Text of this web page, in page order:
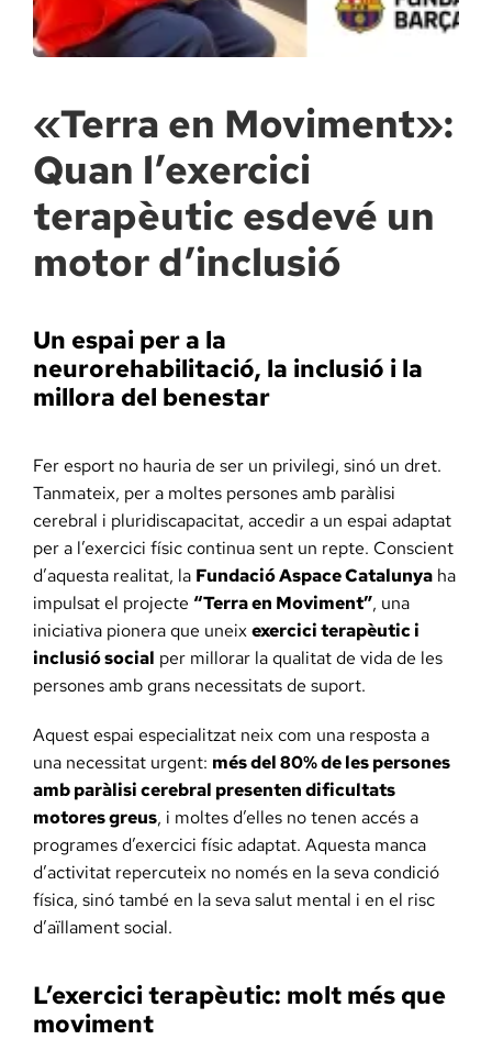
Àmbit
Àmbit
«Terra en Moviment»:
Quan l’exercici
terapèutic esdevé un
motor d’inclusió
Un espai per a la
neurorehabilitació, la inclusió i la
millora del benestar
Fer esport no hauria de ser un privilegi, sinó un dret.
Tanmateix, per a moltes persones amb paràlisi
cerebral i pluridiscapacitat, accedir a un espai adaptat
per a l’exercici físic continua sent un repte. Conscient
d’aquesta realitat, la Fundació Aspace Catalunya ha
impulsat el projecte “Terra en Moviment”, una
iniciativa pionera que uneixexercici terapèutic i
inclusió social per millorar la qualitat de vida de les
persones amb grans necessitats de suport.
Aquest espai especialitzat neix com una resposta a
una necessitat urgent: més del 80% de les persones
amb paràlisi cerebral presenten dificultats
motores greus, i moltes d’elles no tenen accés a
programes d’exercici físic adaptat. Aquesta manca
d’activitat repercuteix no només en la seva condició
física, sinó també en la seva salut mental i en el risc
d’aïllament social.
L’exercici terapèutic: molt més que
moviment